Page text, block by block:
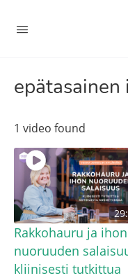
epätasainen
1 video found
Rakkohauru ja ihon
nuoruuden
kliinisesti tutkittua